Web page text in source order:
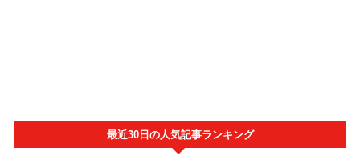
最近30日の人気記事ランキング